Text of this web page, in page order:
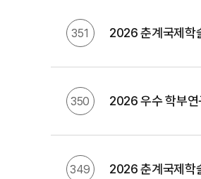
351 2026 춘계국제학
350 2026 우수 학부연
349 2026 춘계국제학